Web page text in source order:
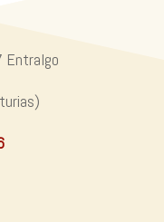
Entralgo